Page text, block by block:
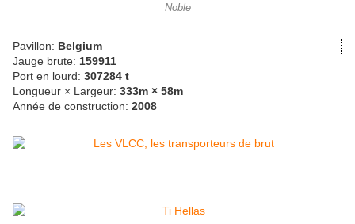
Noble
Pavillon: Belgium
Jauge brute: 159911
Port en lourd: 307284 t
Longueur × Largeur: 333m × 58m
Année de construction: 2008